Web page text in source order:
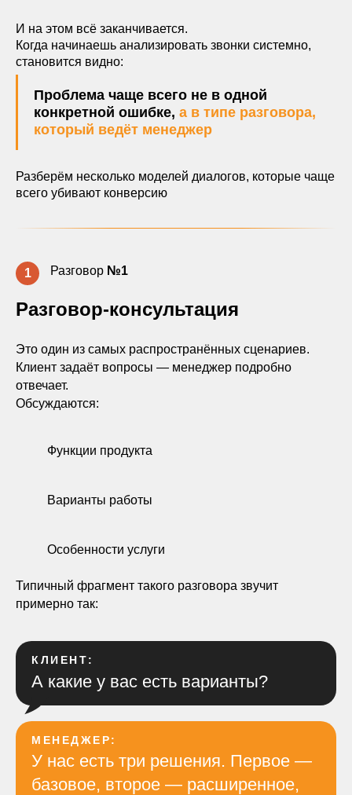
И на этом всё заканчивается.
Когда начинаешь анализировать звонки системно,
становится видно:
Проблема чаще всего не в одной
конкретной ошибке, а в типе разговора,
который ведёт менеджер
Разберём несколько моделей диалогов, которые чаще
всего убивают конверсию
1 Разговор №1
Разговор-консультация
Это один из самых распространённых сценариев.
Клиент задаёт вопросы — менеджер подробно
отвечает.
Обсуждаются:
Функции продукта
Варианты работы
Особенности услуги
Типичный фрагмент такого разговора звучит
примерно так:
КЛИЕНТ:
А какие у вас есть варианты?
МЕНЕДЖЕР:
У нас есть три решения. Первое —
базовое, второе — расширенное,